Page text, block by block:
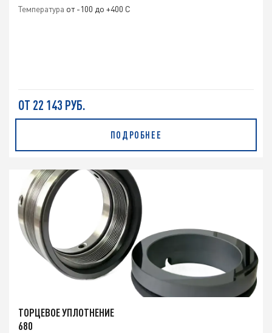
Температура от -100 до +400 С
ОТ 22 143 РУБ.
ПОДРОБНЕЕ
ТОРЦЕВОЕ УПЛОТНЕНИЕ
680